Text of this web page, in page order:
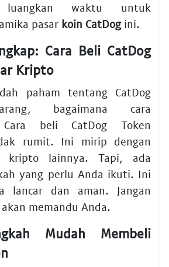
luangkan waktu untuk
pasar koin CatDogini.
Cara Beli CatDog
Kripto
paham tentang CatDog
bagaimana cara
Cara beli CatDog Token
rumit. Ini mirip dengan
kripto lainnya. Tapi, ada
yang perlu Anda ikuti. Ini
lancar dan aman. Jangan
memandu Anda.
Mudah Membeli